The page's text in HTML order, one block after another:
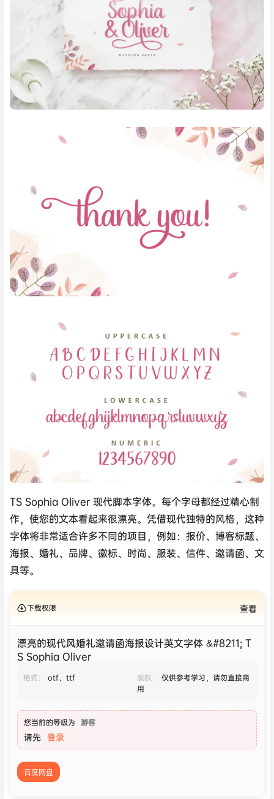
TS Sophia Oliver 现代脚本字体。每个字母都经过精心制
作，使您的文本看起来很漂亮。凭借现代独特的风格，这种
字体将非常适合许多不同的项目，例如：报价、博客标题、
海报、婚礼、品牌、徽标、时尚、服装、信件、邀请函、文
具等。
下载权限 查看
漂亮的现代风婚礼邀请函海报设计英文字体 &#8211; T
S Sophia Oliver
格式： otf、ttf 版权：
仅供参考学习，请勿直接商
用
您当前的等级为 游客
请先 登录
百度网盘